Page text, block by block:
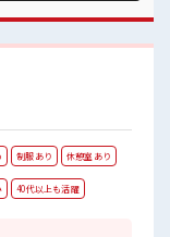
制服あり 休憩室あり
40代以上も活躍